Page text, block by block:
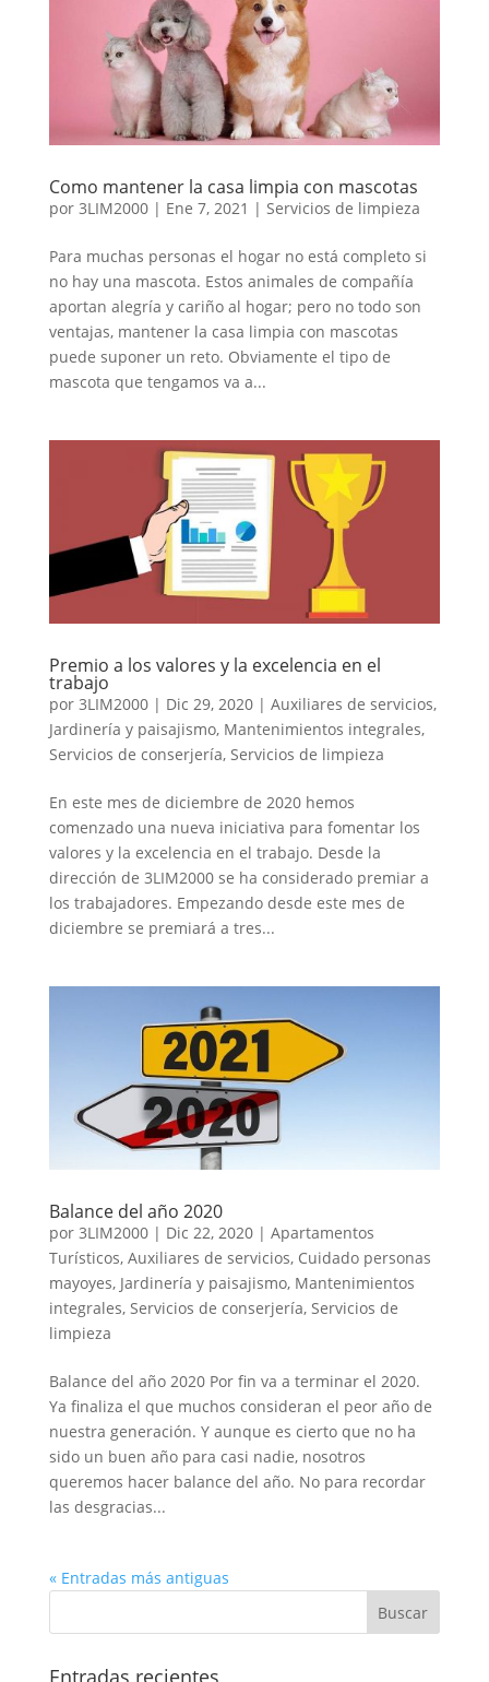
Como mantener la casa limpia con mascotas
por 3LIM2000| Ene 7, 2021 | Servicios de limpieza
Para muchas personas el hogar no está completo si
no hay una mascota. Estos animales de compañía
aportan alegría y cariño al hogar; pero no todo son
ventajas, mantener la casa limpia con mascotas
puede suponer un reto. Obviamente el tipo de
mascota que tengamos va a...
Premio a los valores y la excelencia en el
trabajo
por 3LIM2000| Dic 29, 2020| Auxiliares de servicios,
Jardinería y paisajismo, Mantenimientos integrales,
Servicios de conserjería, Servicios de limpieza
En este mes de diciembre de 2020 hemos
comenzado una nueva iniciativa para fomentar los
valores y la excelencia en el trabajo. Desde la
dirección de 3LIM2000 se ha considerado premiar a
los trabajadores. Empezando desde este mes de
diciembre se premiará a tres...
Balance del año 2020
por 3LIM2000| Dic 22, 2020| Apartamentos
Turísticos, Auxiliares de servicios, Cuidado personas
mayoyes, Jardinería y paisajismo, Mantenimientos
integrales, Servicios de conserjería, Servicios de
limpieza
Balance del año 2020 Por fin va a terminar el 2020.
Ya finaliza el que muchos consideran el peor año de
nuestra generación. Y aunque es cierto que no ha
sido un buen año para casi nadie, nosotros
queremos hacer balance del año. No para recordar
las desgracias...
« Entradas más antiguas
Entradas recientes